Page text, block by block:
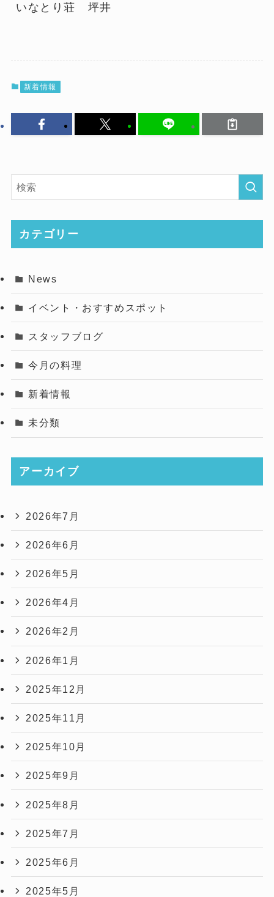
いなとり荘 坪井
新着情報
カテゴリー
News
イベント・おすすめスポット
スタッフブログ
今月の料理
新着情報
未分類
アーカイブ
2026年7月
2026年6月
2026年5月
2026年4月
2026年2月
2026年1月
2025年12月
2025年11月
2025年10月
2025年9月
2025年8月
2025年7月
2025年6月
2025年5月